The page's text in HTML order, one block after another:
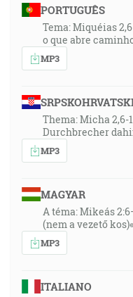
PORTUGUÊS
Tema: Miquéias
o que abre
MP3
Thema: Micha
Durchbrecher
MP3
MAGYAR
A téma: Mikeás
(nem a vezető
MP3
ITALIANO